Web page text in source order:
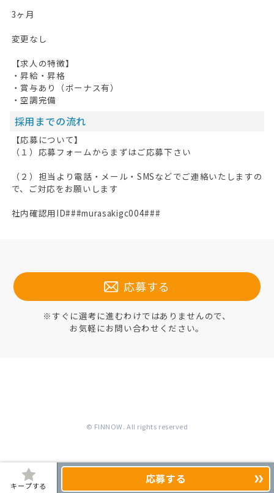
3ヶ月
変更なし
【求人の特徴】
・昇給・昇格
・賞与あり（ボーナス有）
・空調完備
採用までの流れ
【応募について】
（１）応募フォームからまずはご応募下さい
（２）担当より電話・メール・SMSなどでご連絡いたしますの
で、ご対応をお願いします
社内確認用ID###murasakigc004###
応募する
※すぐに選考に進むわけではありませんので、
お気軽にお問い合わせください。
応募する
© FINNOW. All rights reserved